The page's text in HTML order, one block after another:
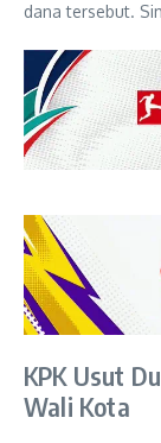
dana tersebut.
KPK Usut
Wali Kota